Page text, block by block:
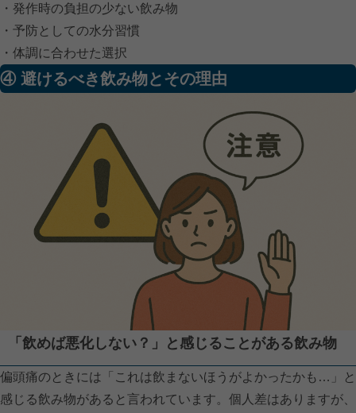
・発作時の負担の少ない飲み物
・予防としての水分習慣
・体調に合わせた選択
④ 避けるべき飲み物とその理由
「飲めば悪化しない？」と感じることがある飲み物
偏頭痛のときには「これは飲まないほうがよかったかも…」と
感じる飲み物があると言われています。個人差はありますが、